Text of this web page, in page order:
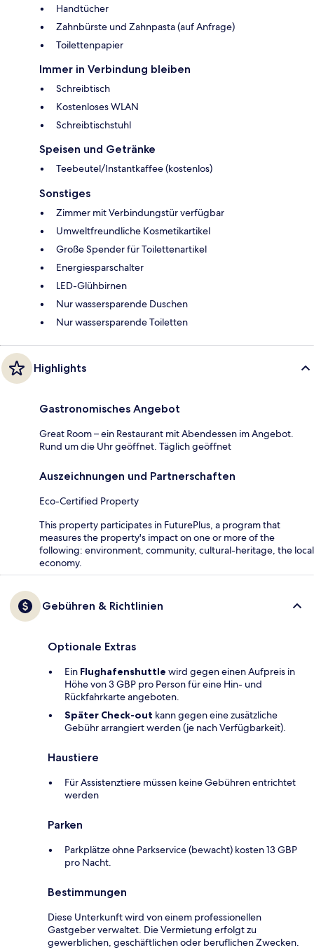
Handtücher
Zahnbürste und Zahnpasta (auf Anfrage)
Toilettenpapier
Immer in Verbindung bleiben
Schreibtisch
Kostenloses WLAN
Schreibtischstuhl
Speisen und Getränke
Teebeutel/Instantkaffee (kostenlos)
Sonstiges
Zimmer mit Verbindungstür verfügbar
Umweltfreundliche Kosmetikartikel
Große Spender für Toilettenartikel
Energiesparschalter
LED-Glühbirnen
Nur wassersparende Duschen
Nur wassersparende Toiletten
Highlights
Gastronomisches Angebot
Great Room – ein Restaurant mit Abendessen im Angebot.
Rund um die Uhr geöffnet. Täglich geöffnet
Auszeichnungen und Partnerschaften
Eco-Certified Property
This property participates in FuturePlus, a program that
measures the property's impact on one or more of the
following: environment, community, cultural-heritage, the local
economy.
Gebühren & Richtlinien
Optionale Extras
Ein Flughafenshuttle wird gegen einen Aufpreis in
Höhe von 3 GBP pro Person für eine Hin- und
Rückfahrkarte angeboten.
Später Check-out kann gegen eine zusätzliche
Gebühr arrangiert werden (je nach Verfügbarkeit).
Haustiere
Für Assistenztiere müssen keine Gebühren entrichtet
werden
Parken
Parkplätze ohne Parkservice (bewacht) kosten 13 GBP
pro Nacht.
Bestimmungen
Diese Unterkunft wird von einem professionellen
Gastgeber verwaltet. Die Vermietung erfolgt zu
gewerblichen, geschäftlichen oder beruflichen Zwecken.